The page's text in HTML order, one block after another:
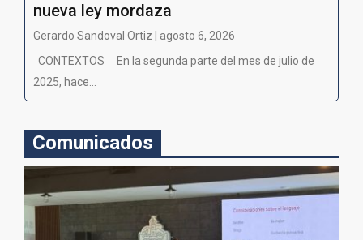
nueva ley mordaza
Gerardo Sandoval Ortiz | agosto 6, 2026
CONTEXTOS En la segunda parte del mes de julio de
2025, hace...
Comunicados